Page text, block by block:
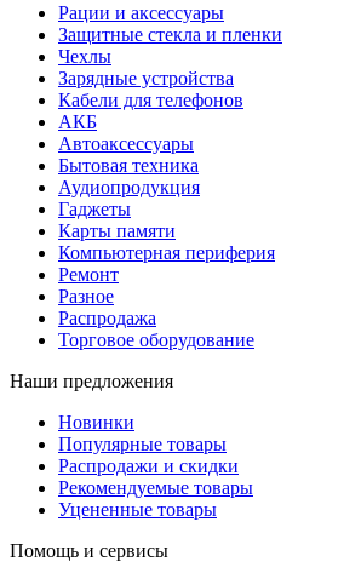
Рации и аксессуары
Защитные стекла и пленки
Чехлы
Зарядные устройства
Кабели для телефонов
АКБ
Автоаксессуары
Бытовая техника
Аудиопродукция
Гаджеты
Карты памяти
Компьютерная периферия
Ремонт
Разное
Распродажа
Торговое оборудование
Наши предложения
Новинки
Популярные товары
Распродажи и скидки
Рекомендуемые товары
Уцененные товары
Помощь и сервисы